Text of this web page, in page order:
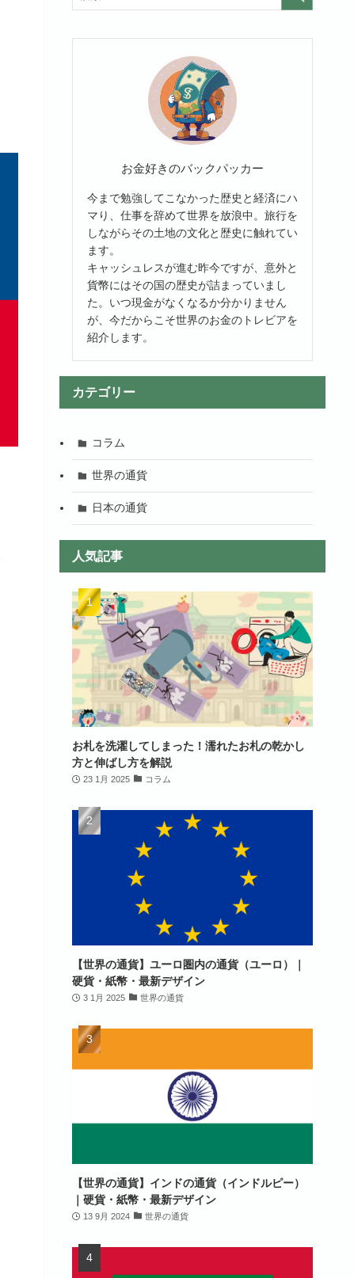
お金好きのバックパッカー
今まで勉強してこなかった歴史と経済にハ
マり、仕事を辞めて世界を放浪中。旅行を
しながらその土地の文化と歴史に触れてい
ます。
キャッシュレスが進む昨今ですが、意外と
貨幣にはその国の歴史が詰まっていまし
た。いつ現金がなくなるか分かりません
が、今だからこそ世界のお金のトレビアを
紹介します。
カテゴリー
コラム
世界の通貨
日本の通貨
人気記事
お札を洗濯してしまった！濡れたお札の乾かし
方と伸ばし方を解説
23 1月 2025 コラム
【世界の通貨】ユーロ圏内の通貨（ユーロ）｜
硬貨・紙幣・最新デザイン
3 1月 2025 世界の通貨
【世界の通貨】インドの通貨（インドルピー）
｜硬貨・紙幣・最新デザイン
13 9月 2024 世界の通貨